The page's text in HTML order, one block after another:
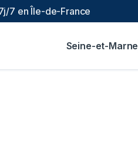
7 en Île-de-France
Seine-et-Marne